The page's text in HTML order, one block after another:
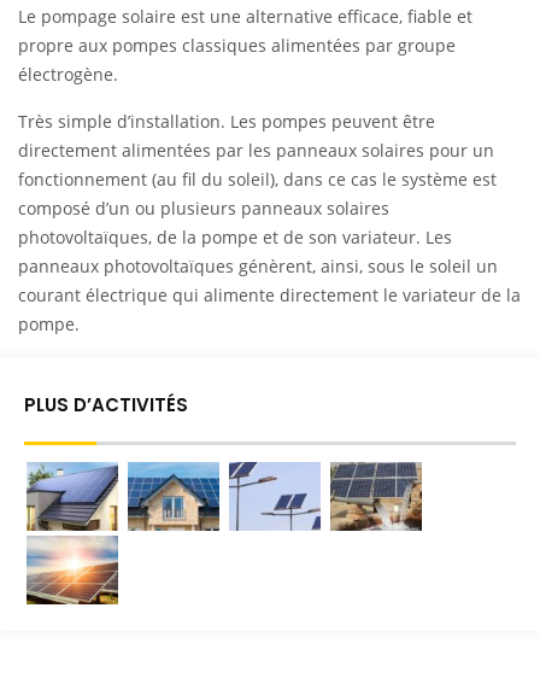
Le pompage solaire est une alternative efficace, fiable et
propre aux pompes classiques alimentées par groupe
électrogène.
Très simple d’installation. Les pompes peuvent être
directement alimentées par les panneaux solaires pour un
fonctionnement (au fil du soleil), dans ce cas le système est
composé d’un ou plusieurs panneaux solaires
photovoltaïques, de la pompe et de son variateur. Les
panneaux photovoltaïques génèrent, ainsi, sous le soleil un
courant électrique qui alimente directement le variateur de la
pompe.
PLUS D’ACTIVITÉS